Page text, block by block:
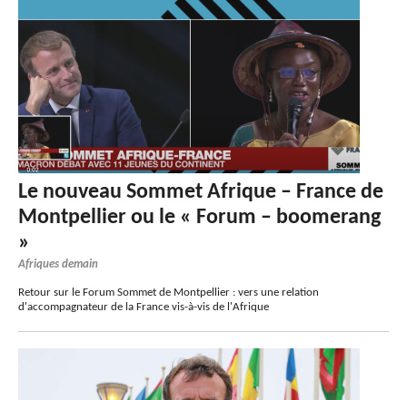
Le nouveau Sommet Afrique – France de
Montpellier ou le « Forum – boomerang
»
Afriques demain
Retour sur le Forum Sommet de Montpellier : vers une relation
d'accompagnateur de la France vis-à-vis de l'Afrique